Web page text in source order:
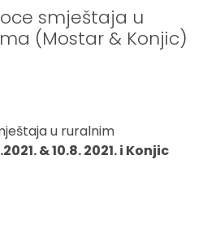
smještaja u
(Mostar & Konjic)
u ruralnim
& 10.8. 2021. i Konjic